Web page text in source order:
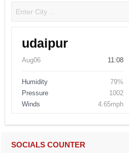
udaipur
Aug06 11:08
Humidity
79%
Pressure
1002
Winds
4.65mph
SOCIALS COUNTER